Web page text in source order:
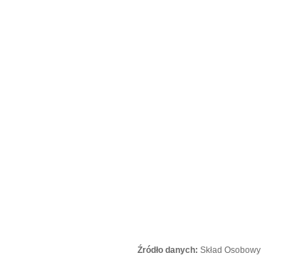
Źródło danych: Skład Osobowy